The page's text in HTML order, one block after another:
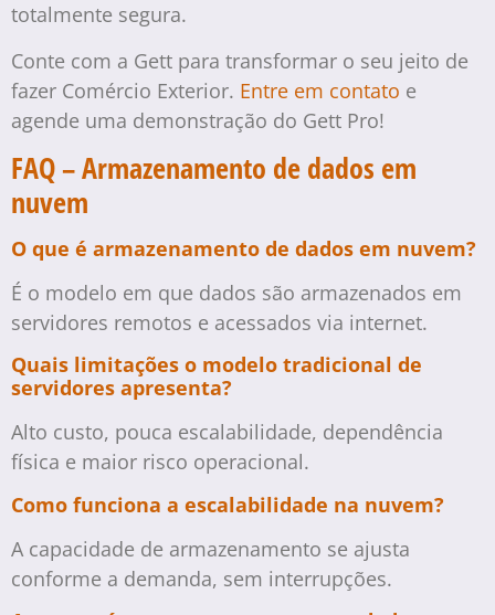
totalmente segura.
Conte com a Gett para transformar o seu jeito de
fazer Comércio Exterior. Entre em contato e
agende uma demonstração do Gett Pro!
FAQ – Armazenamento de dados em
nuvem
O que é armazenamento de dados em nuvem?
É o modelo em que dados são armazenados em
servidores remotos e acessados via internet.
Quais limitações o modelo tradicional de
servidores apresenta?
Alto custo, pouca escalabilidade, dependência
física e maior risco operacional.
Como funciona a escalabilidade na nuvem?
A capacidade de armazenamento se ajusta
conforme a demanda, sem interrupções.